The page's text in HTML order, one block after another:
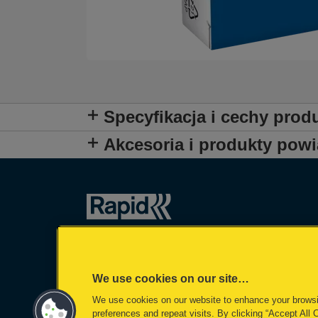
Specyfikacja i cechy
Akcesoria i produkty
We use cookies on our site…
We use cookies on our website to enhance your
preferences and repeat visits. By clicking “Accept All